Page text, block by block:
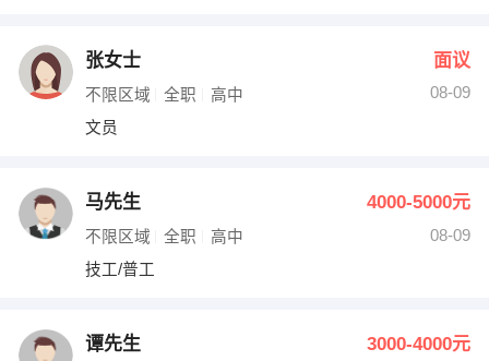
张女士 面议
不限区域 全职 高中
08-09
文员
马先生 4000-5000元
不限区域 全职 高中
08-09
技工/普工
谭先生 3000-4000元